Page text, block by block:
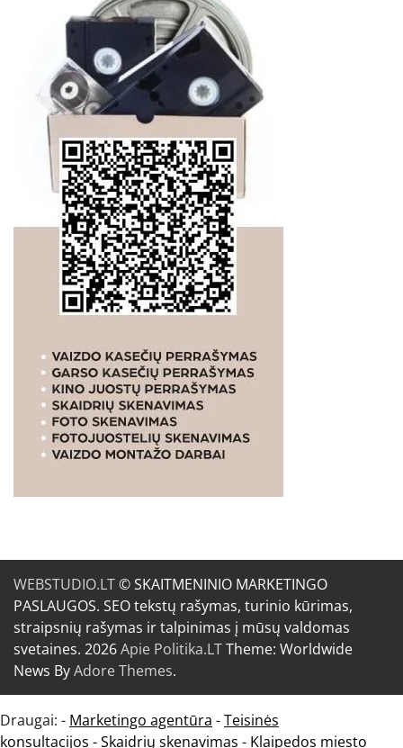
WEBSTUDIO.LT© SKAITMENINIO MARKETINGO
PASLAUGOS. SEO tekstų rašymas, turinio kūrimas,
straipsnių rašymas ir talpinimas į mūsų valdomas
svetaines. 2026Apie Politika.LTTheme: Worldwide
News ByAdore Themes.
Draugai: - Marketingo agentūra -Teisinės
konsultacijos -Skaidrių skenavimas - Klaipedos miesto